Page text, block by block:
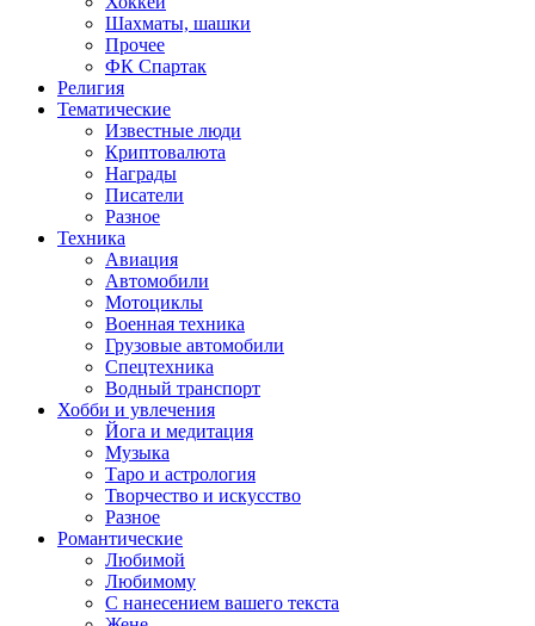
Шахматы, шашки
Прочее
ФК Спартак
Религия
Тематические
Известные люди
Криптовалюта
Награды
Писатели
Разное
Техника
Авиация
Автомобили
Мотоциклы
Военная техника
Грузовые автомобили
Спецтехника
Водный транспорт
Хобби и увлечения
Йога и медитация
Музыка
Таро и астрология
Творчество и искусство
Разное
Романтические
Любимой
Любимому
С нанесением вашего текста